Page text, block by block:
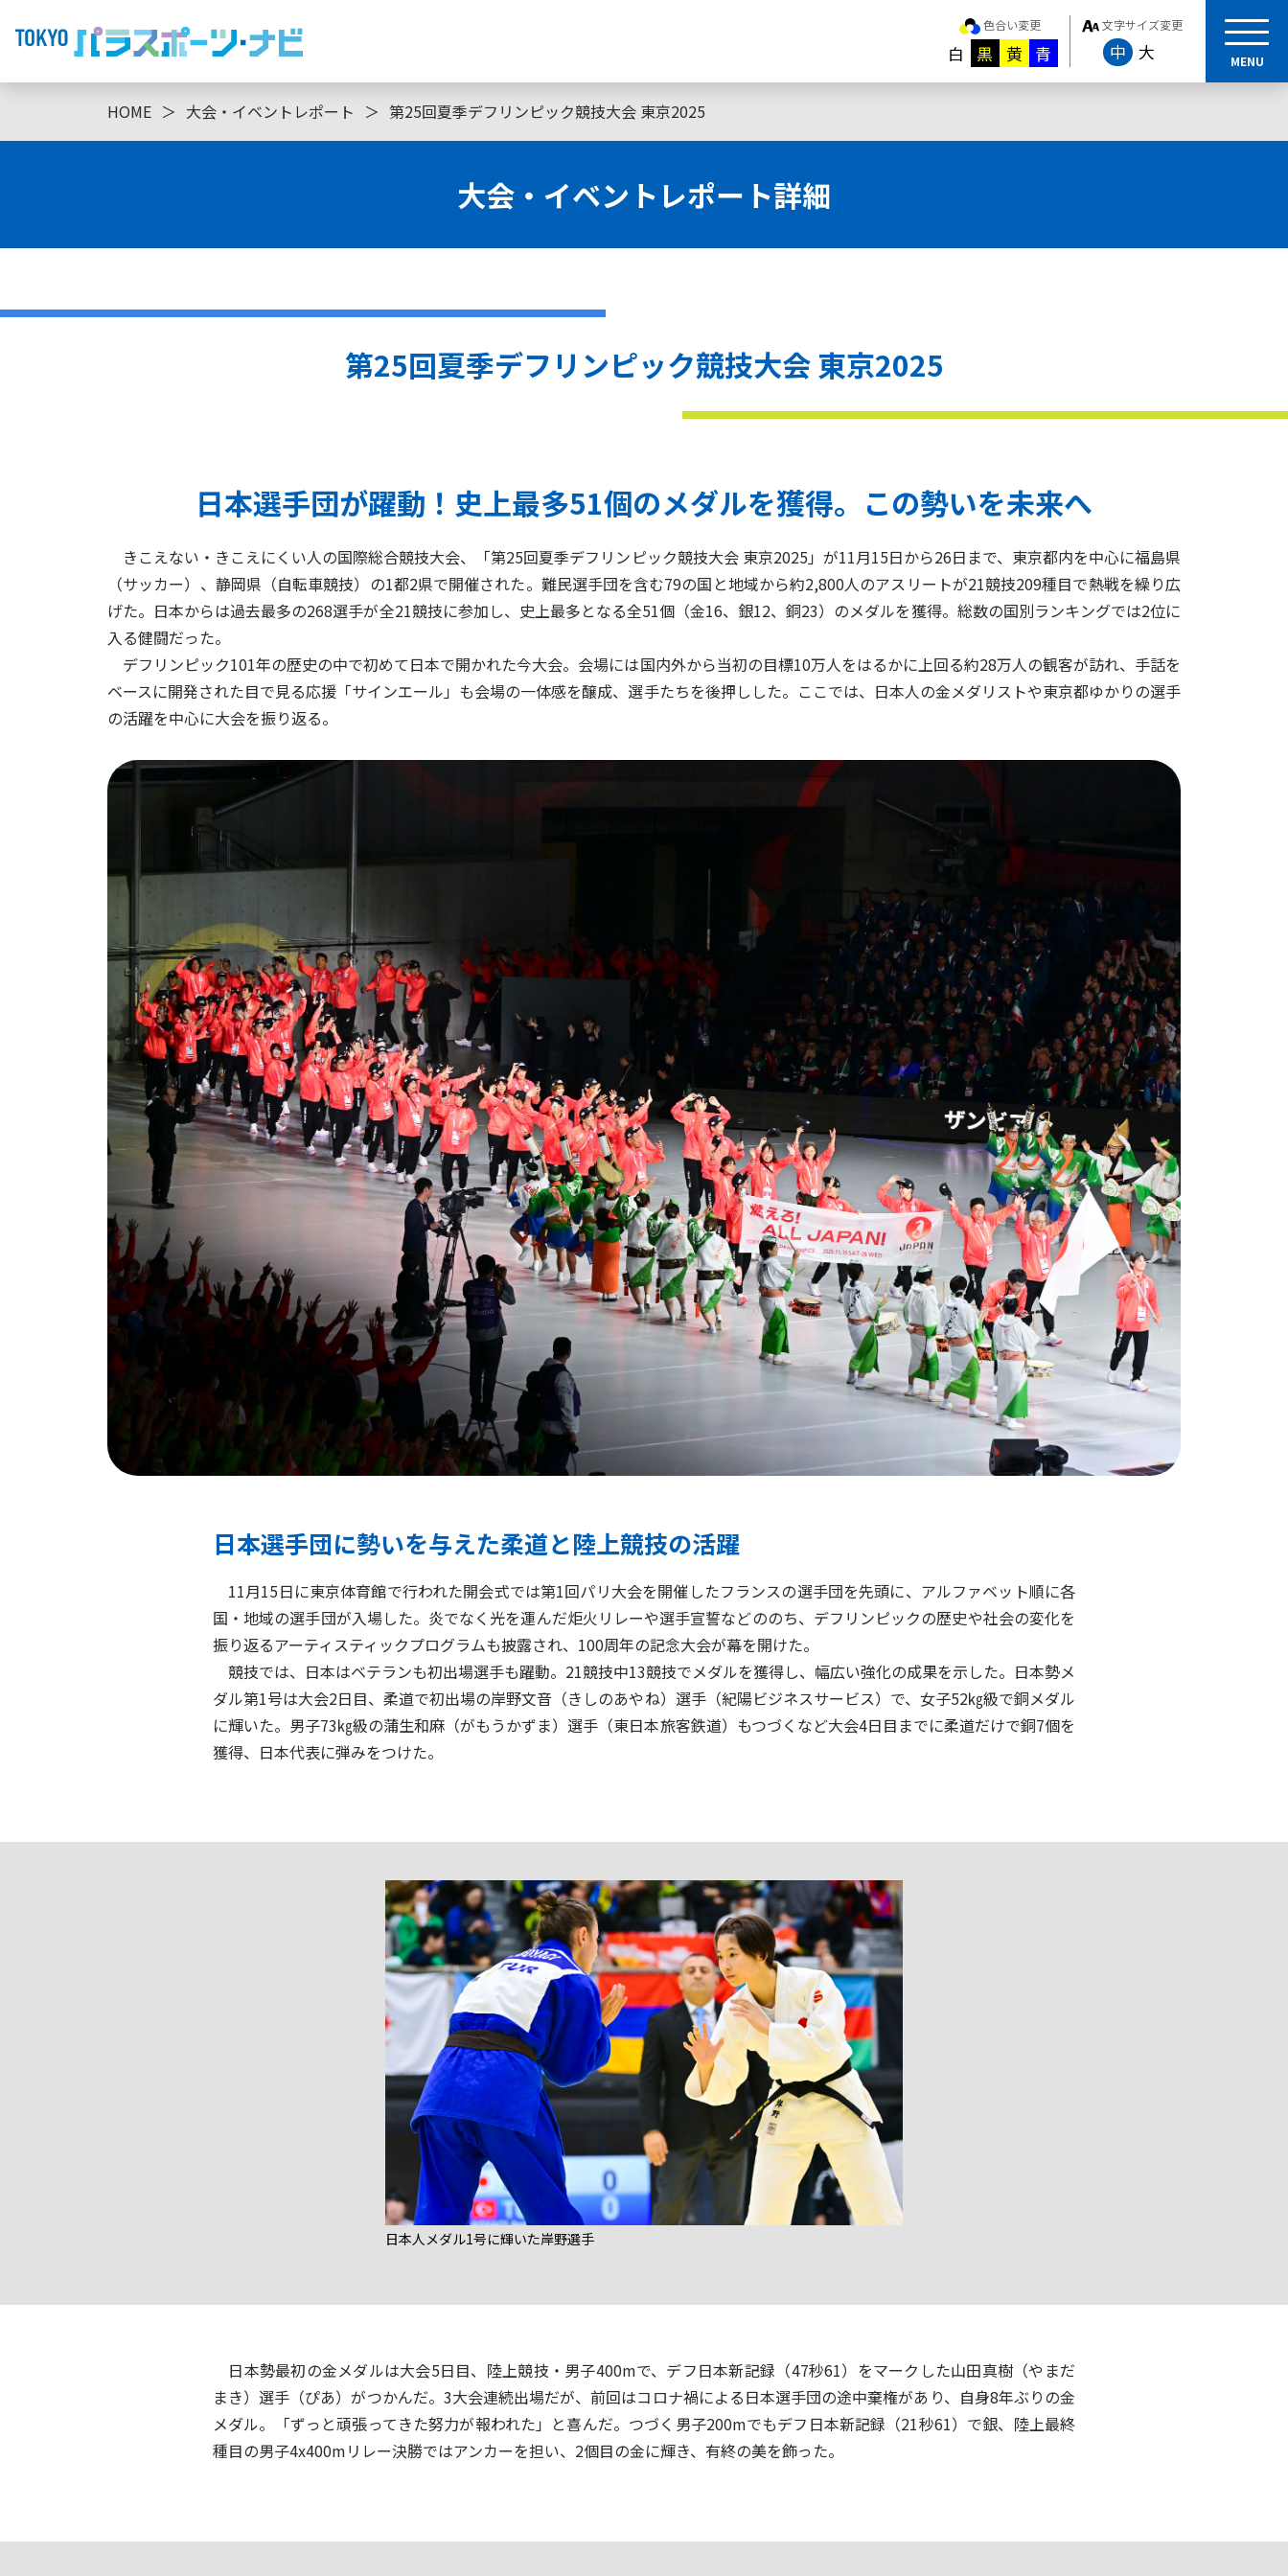
色合い変更
白 黒 黄 青
文字サイズ変更
中 大 MENU
HOME ＞ 大会・イベントレポート ＞ 第25回夏季デフリンピック競技大会 東京2025
大会・イベントレポート詳細
第25回夏季デフリンピック競技大会 東京2025
日本選手団が躍動！史上最多51個のメダルを獲得。この勢いを未来へ
きこえない・きこえにくい人の国際総合競技大会、「第25回夏季デフリンピック競技大会 東京2025」が11月15日から26日まで、東京都内を中心に福島県
（サッカー）、静岡県（自転車競技）の1都2県で開催された。難民選手団を含む79の国と地域から約2,800人のアスリートが21競技209種目で熱戦を繰り広
げた。日本からは過去最多の268選手が全21競技に参加し、史上最多となる全51個（金16、銀12、銅23）のメダルを獲得。総数の国別ランキングでは2位に
入る健闘だった。
デフリンピック101年の歴史の中で初めて日本で開かれた今大会。会場には国内外から当初の目標10万人をはるかに上回る約28万人の観客が訪れ、手話を
ベースに開発された目で見る応援「サインエール」も会場の一体感を醸成、選手たちを後押しした。ここでは、日本人の金メダリストや東京都ゆかりの選手
の活躍を中心に大会を振り返る。
日本選手団に勢いを与えた柔道と陸上競技の活躍
11月15日に東京体育館で行われた開会式では第1回パリ大会を開催したフランスの選手団を先頭に、アルファベット順に各
国・地域の選手団が入場した。炎でなく光を運んだ炬火リレーや選手宣誓などののち、デフリンピックの歴史や社会の変化を
振り返るアーティスティックプログラムも披露され、100周年の記念大会が幕を開けた。
競技では、日本はベテランも初出場選手も躍動。21競技中13競技でメダルを獲得し、幅広い強化の成果を示した。日本勢メ
ダル第1号は大会2日目、柔道で初出場の岸野文音（きしのあやね）選手（紀陽ビジネスサービス）で、女子52㎏級で銅メダル
に輝いた。男子73㎏級の蒲生和麻（がもうかずま）選手（東日本旅客鉄道）もつづくなど大会4日目までに柔道だけで銅7個を
獲得、日本代表に弾みをつけた。
日本人メダル1号に輝いた岸野選手
日本勢最初の金メダルは大会5日目、陸上競技・男子400mで、デフ日本新記録（47秒61）をマークした山田真樹（やまだ
まき）選手（ぴあ）がつかんだ。3大会連続出場だが、前回はコロナ禍による日本選手団の途中棄権があり、自身8年ぶりの金
メダル。「ずっと頑張ってきた努力が報われた」と喜んだ。つづく男子200mでもデフ日本新記録（21秒61）で銀、陸上最終
種目の男子4x400mリレー決勝ではアンカーを担い、2個目の金に輝き、有終の美を飾った。